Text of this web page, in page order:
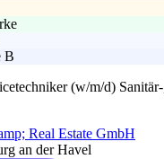
B
(w/m/d)
Real Estate GmbH
an der Havel